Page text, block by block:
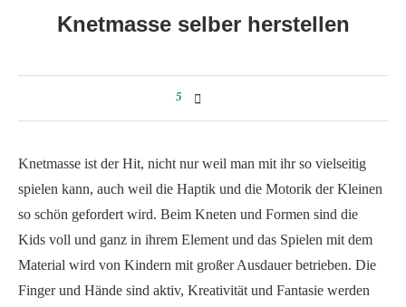
Knetmasse selber herstellen
5
Knetmasse ist der Hit, nicht nur weil man mit ihr so vielseitig
spielen kann, auch weil die Haptik und die Motorik der Kleinen
so schön gefordert wird. Beim Kneten und Formen sind die
Kids voll und ganz in ihrem Element und das Spielen mit dem
Material wird von Kindern mit großer Ausdauer betrieben. Die
Finger und Hände sind aktiv, Kreativität und Fantasie werden